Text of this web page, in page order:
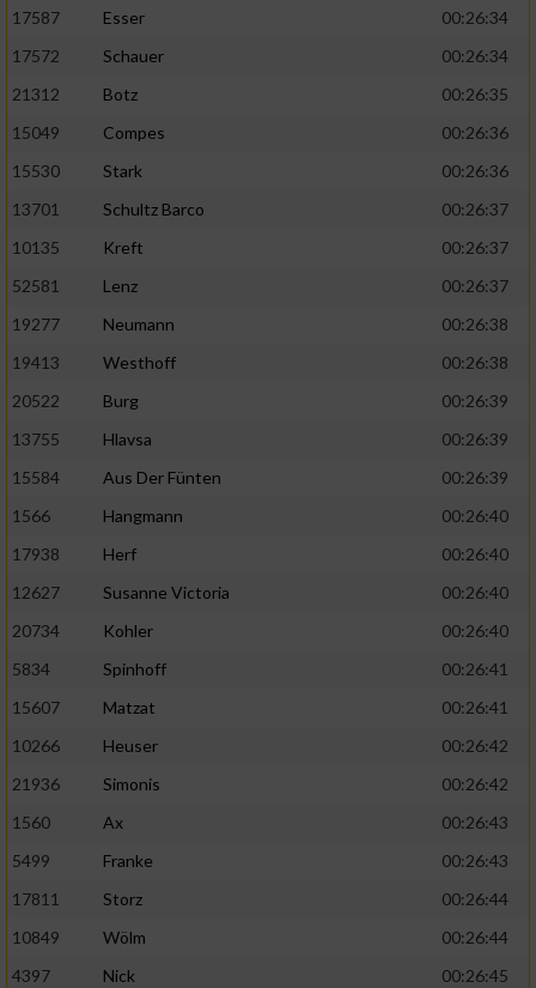
17587 Esser
00:26:34
17572
Schauer
00:26:34
21312
Botz
00:26:35
15049
Compes
00:26:36
15530
Stark
00:26:36
13701
Schultz Barco
00:26:37
10135
Kreft
00:26:37
52581
Lenz
00:26:37
19277
Neumann
00:26:38
19413
Westhoff
00:26:38
20522
Burg
00:26:39
13755
Hlavsa
00:26:39
15584
Aus Der Fünten
00:26:39
1566
Hangmann
00:26:40
17938
Herf
00:26:40
12627
Susanne Victoria
00:26:40
20734
Kohler
00:26:40
5834
Spinhoff
00:26:41
15607
Matzat
00:26:41
10266
Heuser
00:26:42
21936
Simonis
00:26:42
1560
Ax
00:26:43
5499
Franke
00:26:43
17811
Storz
00:26:44
10849
Wölm
00:26:44
4397
Nick
00:26:45